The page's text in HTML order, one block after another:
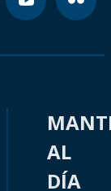
AL
DÍA